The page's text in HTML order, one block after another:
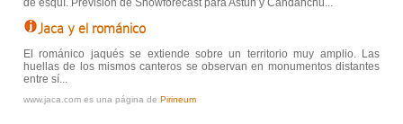
de esquí. Previsión de Snowforecast para Astún y Candanchú...
Jaca y el románico
El románico jaqués se extiende sobre un territorio muy amplio. Las
huellas de los mismos canteros se observan en monumentos distantes
entre sí...
www.jaca.com es una página de Pirineum